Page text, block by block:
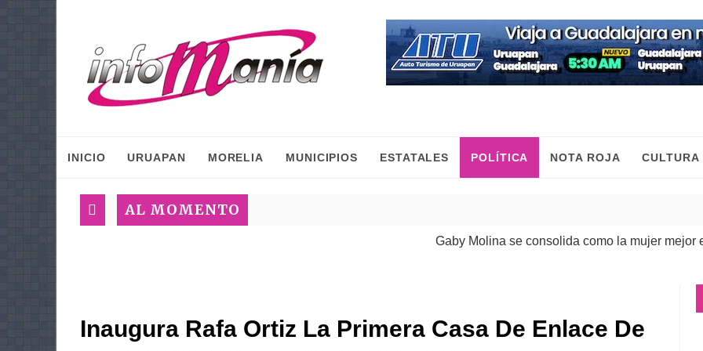
INICIO URUAPAN MORELIA MUNICIPIOS ESTATALES POLÍTICA NOTA ROJA CULTURA
AL MOMENTO
Gaby Molina se consolida como la mujer mejor
Inaugura Rafa Ortiz La Primera Casa De Enlace De